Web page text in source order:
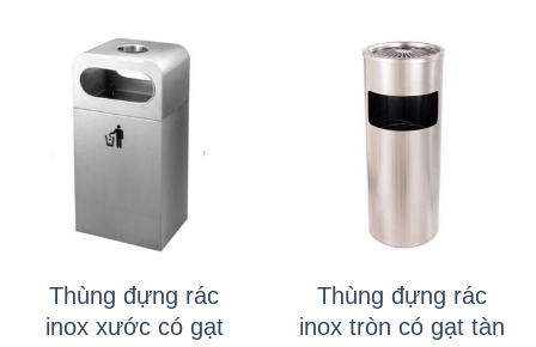
Thùng đựng rác
inox xước có gạt
Thùng đựng rác
inox tròn có gạt tàn